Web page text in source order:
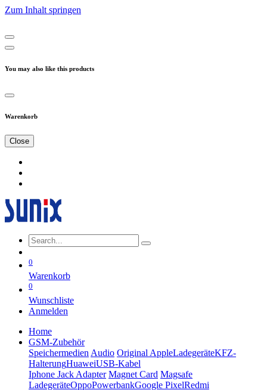
Zum Inhalt springen
You may also like this products
Warenkorb
Close
0
Warenkorb
0
Wunschliste
Anmelden
Home
GSM-Zubehör
Speichermedien Audio Original AppleLadegeräteKFZ-
HalterungHuaweiUSB-Kabel
Iphone Jack Adapter Magnet Card Magsafe
LadegeräteOppoPowerbankGoogle PixelRedmi